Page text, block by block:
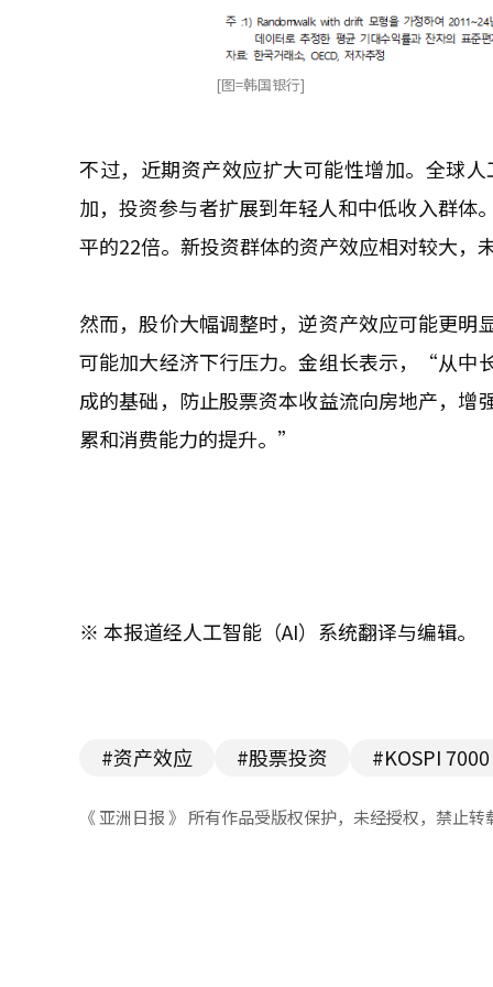
[图=韩国银行]
不过，近期资产效应扩大可能性增加。全球
加，投资参与者扩展到年轻人和中低收入群体
平的22倍。新投资群体的资产效应相对较大，
然而，股价大幅调整时，逆资产效应可能更
可能加大经济下行压力。金组长表示，“从中
成的基础，防止股票资本收益流向房地产，
累和消费能力的提升。”
※ 本报道经人工智能（AI）系统翻译与编辑。
#资产效应 #股票投资 #KOSPI 7000
《 亚洲日报 》 所有作品受版权保护，未经授权，禁止转